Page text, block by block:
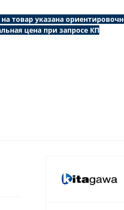
товар указана
цена при запросе КП